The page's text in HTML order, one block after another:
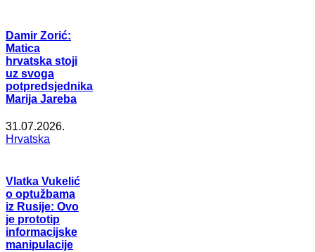
Damir Zorić:
Matica
hrvatska stoji
uz svoga
potpredsjednika
Marija Jareba
31.07.2026.
Hrvatska
Vlatka Vukelić
o optužbama
iz Rusije: Ovo
je prototip
informacijske
manipulacije